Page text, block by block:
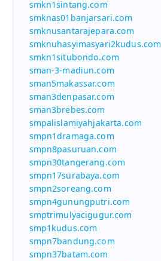
smkn1sintang.com
smknas01banjarsari.com
smknusantarajepara.com
smknuhasyimasyari2kudus.com
smkn1situbondo.com
sman-3-madiun.com
sman5makassar.com
sman3denpasar.com
sman3brebes.com
smpalislamiyahjakarta.com
smpn1dramaga.com
smpn8pasuruan.com
smpn30tangerang.com
smpn17surabaya.com
smpn2soreang.com
smpn4gunungputri.com
smptrimulyacigugur.com
smp1kudus.com
smpn7bandung.com
smpn37batam.com